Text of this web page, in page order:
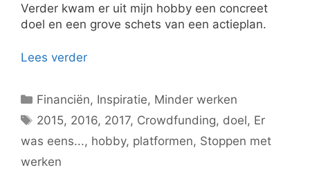
Verder kwam er uit mijn hobby een concreet
doel en een grove schets van een actieplan.
Lees verder
Categorieën
Financiën, Inspiratie, Minder werken
Tags
2015, 2016, 2017, Crowdfunding, doel, Er
was eens..., hobby, platformen, Stoppen met
werken